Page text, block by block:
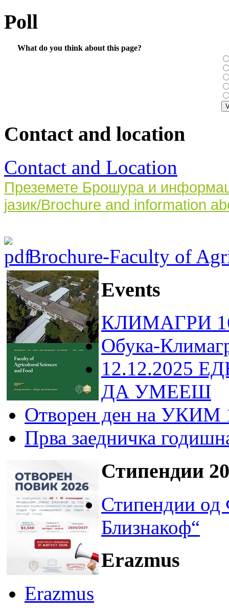
Poll
What do you think about this page?
Contact and location
Contact and Location
Преземете Брошура и
јазик/Brochure and information
Brochure-Faculty of
Events
КЛИМАГРИ
Обука-
12.12.2025
ДА УМЕЕШ
Отворен ден на УКИМ
Прва заедничка
Стипендии
Стипендии од
Близнакоф“
Erazmus
Erazmus